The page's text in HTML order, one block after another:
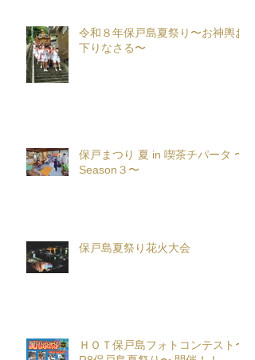
令和８年保戸島夏祭り〜お神輿お
下りなさる〜
保戸まつり 夏 in 喫茶チパータ 〜
Season３〜
保戸島夏祭り花火大会
ＨＯＴ保戸島フォトコンテスト〜